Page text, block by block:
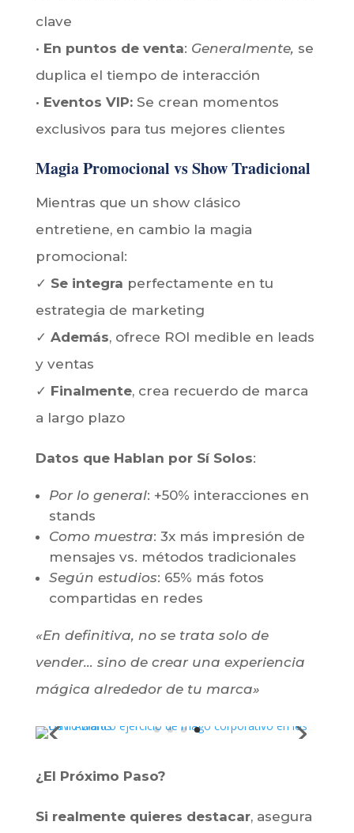
Dónde Funciona Mejor
Por ejemplo:
En ferias comerciales :Normalmente
se logra un 40% más de visitantes
se haven inolvidables las características
clave
•En puntos de venta: Generalmente,
duplica el tiempo de interacción
•Eventos VIP:Se crean momentos
exclusivos para tus mejores clientes
Mientras que un show clásico
entretiene, en cambio la magia
✓Se integraperfectamente en tu
estrategia de marketing
✓Además
✓ Finalmente, crea recuerdo de marca
a largo plazo
Datos que Hablan por Sí Solos:
stands
mensajes vs. métodos tradicionales
compartidas en redes
«En definitiva, no se trata solo de